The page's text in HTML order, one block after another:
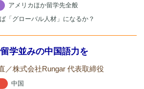
アメリカほか留学先全般
「グローバル人材」になるか？
学並みの中国語力を
／株式会社Rungar 代表取締役
中国